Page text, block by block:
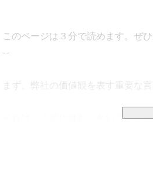
このページは３分で読めます。ぜ
--
まず、弊社の価値観を表す重要な
それは、「前に進む」ということ。